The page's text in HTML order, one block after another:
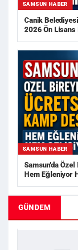
SAMSUN HABER
Canik
2026 Ön
SAMSUN HABER
Samsun'da
Hem Eğleniyor
GÜNDEM